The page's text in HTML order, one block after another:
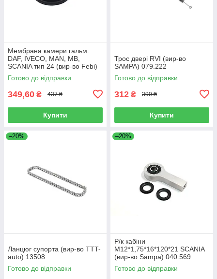
Мембрана камери гальм.
DAF, IVECO, MAN, MB,
SCANIA тип 24 (вир-во Febi)
07103
Готово до відправки
349,60 ₴ 437 ₴
Купити
Трос двері RVI (вир-во
SAMPA) 079.222
Готово до відправки
312 ₴ 390 ₴
Купити
–20%
Ланцюг супорта (вир-во TTT-
auto) 13508
Готово до відправки
–20%
Р/к кабіни
M12*1,75*16*120*21 SCANIA
(вир-во Sampa) 040.569
Готово до відправки